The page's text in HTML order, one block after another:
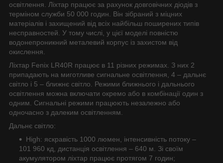
освітлення. Ліхтар працює за рахунок довговічних діодів з
терміном служби 50 000 годин. Він зібраний з міцних
матеріалів і захищений від всіх найбільш поширених типів
несправностей. У тому числі, у цієї моделі повністю
водонепроникний металевий корпус із захистом від
окислення.
Ліхтар Fenix LR40R працює в 11 різних режимах. З них 2
припадають на миготливе сигнальне освітлення, 4 – дальнє
світло і 5 – ближнє світло. Режими ближнього і дальнього
освітлення можна включати окремо або в комбінації один з
одним. Сигнальні режими працюють незалежно або
одночасно з далеким освітленням.
Дальнє світло:
High: яскравість 1000 люмен, інтенсивність потоку –
101 960 кд, дистанція освітлення – 640 м. Зі своїм
акумулятором ліхтар працює протягом 7 годин;